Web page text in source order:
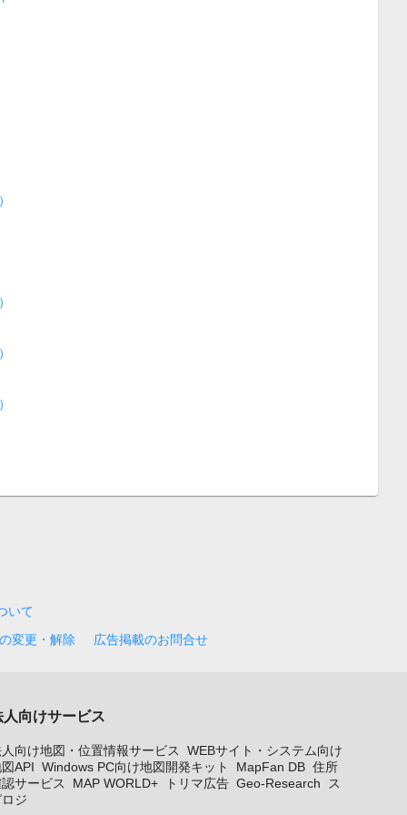
いて
変更・解除
広告掲載のお問合せ
人向けサービス
向け地図・位置情報サービス
WEBサイト・システム向け
API Windows PC向け地図開発キット MapFan DB 住所
サービス
MAP WORLD+ トリマ広告 Geo-Research
ス
ジ